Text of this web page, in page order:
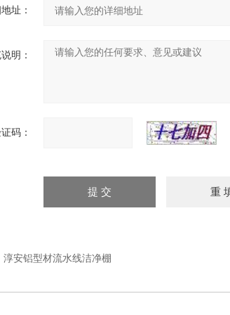
址：
明：
码：
淳安铝型材流水线洁净棚